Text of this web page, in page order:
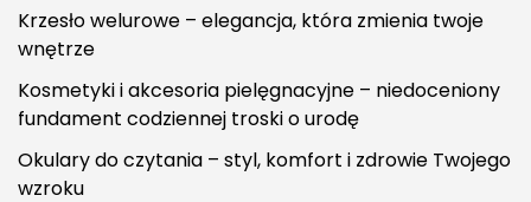
Krzesło welurowe – elegancja, która zmienia twoje
wnętrze
Kosmetyki i akcesoria pielęgnacyjne – niedoceniony
fundament codziennej troski o urodę
Okulary do czytania – styl, komfort i zdrowie Twojego
wzroku